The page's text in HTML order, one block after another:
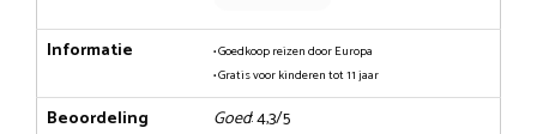
Informatie
• Goedkoop reizen door Europa
• Gratis voor kinderen tot 11 jaar
Beoordeling Goed: 4,3/5